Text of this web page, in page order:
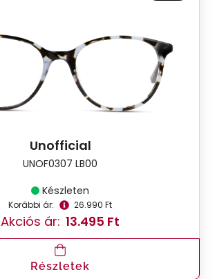
Unofficial
UNOF0307 LB00
Készleten
Korábbi ár: 26.990 Ft
Akciós ár: 13.495 Ft
Részletek